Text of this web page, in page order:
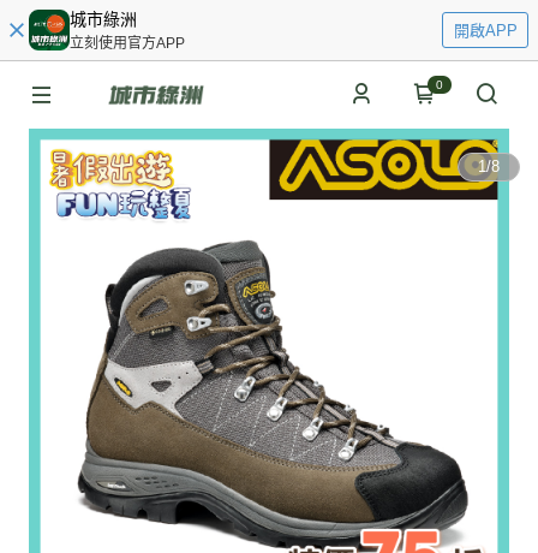
城市綠洲
立刻使用官方APP
開啟APP
0
1/8